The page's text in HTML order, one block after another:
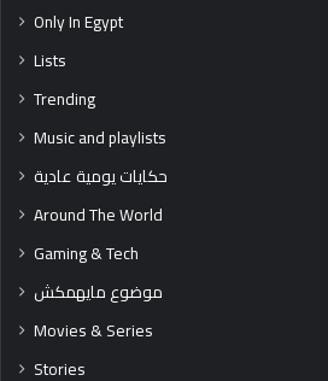
Only In Egypt
Lists
Trending
Music and playlists
حكايات يومية عادية
Around The World
Gaming & Tech
موضوع مايهمكش
Movies & Series
Stories